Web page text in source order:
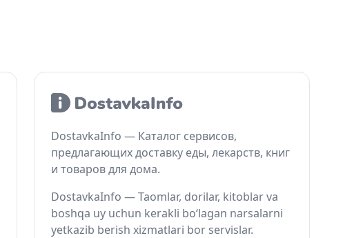
DostavkaInfo — Каталог сервисов,
предлагающих доставку еды, лекарств, книг
и товаров для дома.
DostavkaInfo — Taomlar, dorilar, kitoblar va
boshqa uy uchun kerakli bo‘lagan narsalarni
yetkazib berish xizmatlari bor servislar.